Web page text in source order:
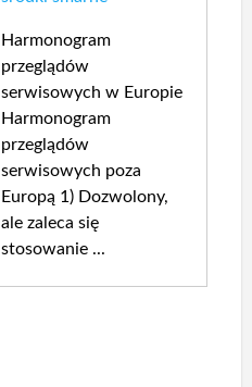
Harmonogram
przeglądów
serwisowych w Europie
Harmonogram
przeglądów
serwisowych poza
Europą 1) Dozwolony,
ale zaleca się
stosowanie ...